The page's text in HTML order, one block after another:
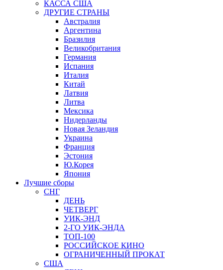
КАССА США
ДРУГИЕ СТРАНЫ
Австралия
Аргентина
Бразилия
Великобритания
Германия
Испания
Италия
Китай
Латвия
Литва
Мексика
Нидерланды
Новая Зеландия
Украина
Франция
Эстония
Ю.Корея
Япония
Лучшие сборы
СНГ
ДЕНЬ
ЧЕТВЕРГ
УИК-ЭНД
2-ГО УИК-ЭНДА
ТОП-100
РОССИЙСКОЕ КИНО
ОГРАНИЧЕННЫЙ ПРОКАТ
США